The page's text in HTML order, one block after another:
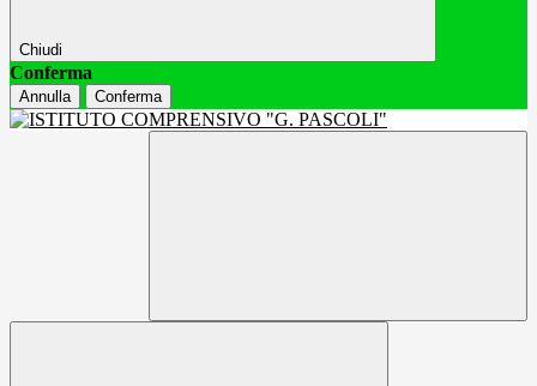
Chiudi
Conferma
Annulla Conferma